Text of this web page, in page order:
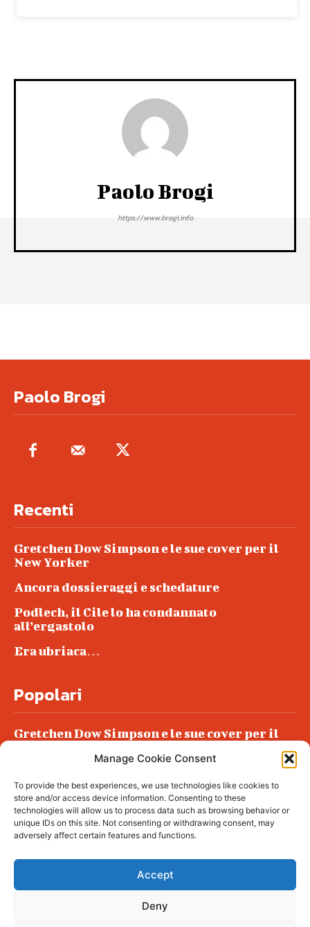
Manage Cookie Consent
To provide the best experiences, we use technologies like cookies to
store and/or access device information. Consenting to these
technologies will allow us to process data such as browsing behavior or
unique IDs on this site. Not consenting or withdrawing consent, may
adversely affect certain features and functions.
Accept
Deny
Paolo Brogi
https://www.brogi.info
Paolo Brogi
Recenti
Gretchen Dow Simpson e le sue cover per il
New Yorker
Ancora dossieraggi e schedature
Podlech, il Cile lo ha condannato
all’ergastolo
Era ubriaca…
Popolari
Gretchen Dow Simpson e le sue cover per il
Podlech, il Cile lo ha condannato
all’ergastolo
Era ubriaca…
© tagDiv - All rights reserved. Made with